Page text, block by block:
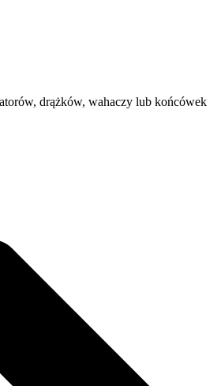
drążków, wahaczy lub końcówek